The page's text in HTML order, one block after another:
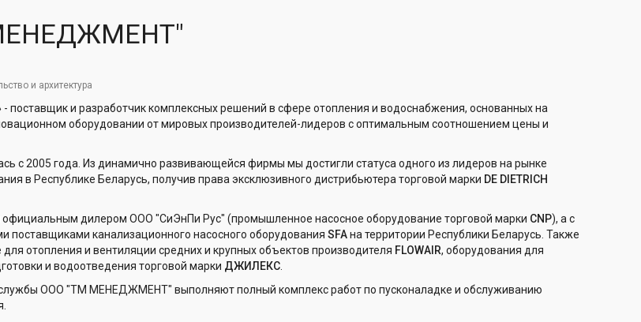
и архитектура
- поставщик и разработчик комплексных решений в сфере отопления и водоснабжения, основанных на
оборудовании от мировых производителей-лидеров с оптимальным соотношением цены и
с 2005 года. Из динамично развивающейся фирмы мы достигли статуса одного из лидеров на рынке
в Республике Беларусь, получив права эксклюзивного дистрибьютера торговой марки DE DIETRICH
дилером ООО "СиЭнПи Рус" (промышленное насосное оборудование торговой марки CNP), а с
поставщиками канализационного насосного оборудования SFAна территории Республики Беларусь. Также
отопления и вентиляции средних и крупных объектов производителя FLOWAIR, оборудования для
и водоотведения торговой марки ДЖИЛЕКС
ООО "ТМ МЕНЕДЖМЕНТ" выполняют полный комплекс работ по пусконаладке и обслуживанию